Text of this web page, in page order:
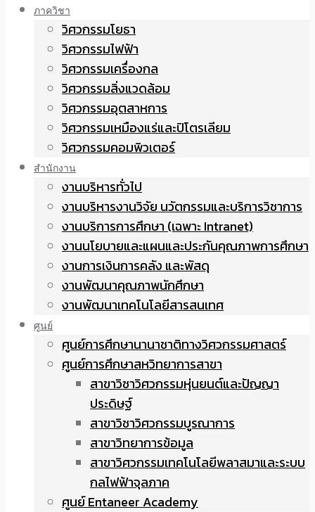
ภาควิชา
วิศวกรรมโยธา
วิศวกรรมไฟฟ้า
วิศวกรรมเครื่องกล
วิศวกรรมสิ่งแวดล้อม
วิศวกรรมอุตสาหการ
วิศวกรรมเหมืองแร่และปิโตรเลียม
วิศวกรรมคอมพิวเตอร์
สำนักงาน
งานบริหารทั่วไป
งานบริหารงานวิจัย นวัตกรรมและบริการวิชาการ
งานบริการการศึกษา (เฉพาะ Intranet)
งานนโยบายและแผนและประกันคุณภาพการศึกษา
งานการเงินการคลัง และพัสดุ
งานพัฒนาคุณภาพนักศึกษา
งานพัฒนาเทคโนโลยีสารสนเทศ
ศูนย์
ศูนย์การศึกษานานาชาติทางวิศวกรรมศาสตร์
ศูนย์การศึกษาสหวิทยาการสาขา
สาขาวิชาวิศวกรรมหุ่นยนต์และปัญญา
ประดิษฐ์
สาขาวิชาวิศวกรรมบูรณาการ
สาขาวิทยาการข้อมูล
สาขาวิศวกรรมเทคโนโลยีพลาสมาและระบบ
กลไฟฟ้าจุลภาค
ศูนย์ Entaneer Academy